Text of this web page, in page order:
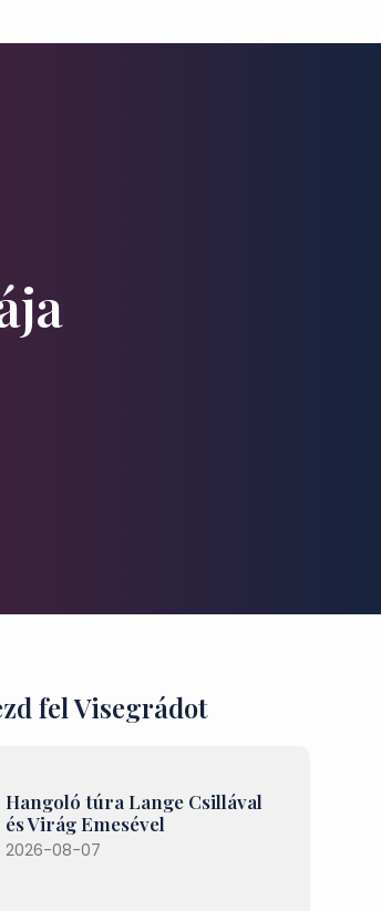
fel Visegrádot
Hangoló túra Lange Csillával
és Virág Emesével
2026-08-07